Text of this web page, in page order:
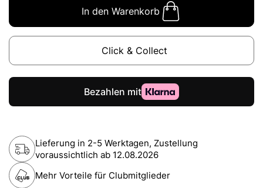
In den Warenkorb
Click & Collect
Lieferung in 2-5 Werktagen, Zustellung
voraussichtlich ab 12.08.2026
Mehr Vorteile für Clubmitglieder